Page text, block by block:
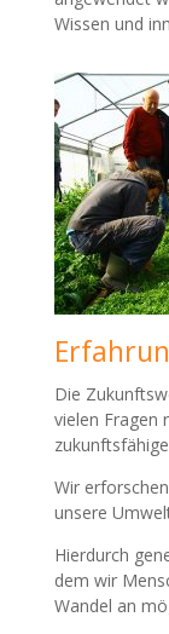
Wissen und
Die
vielen Fragen
Wir
unsere
Hierdurch
dem wir
Wandel an